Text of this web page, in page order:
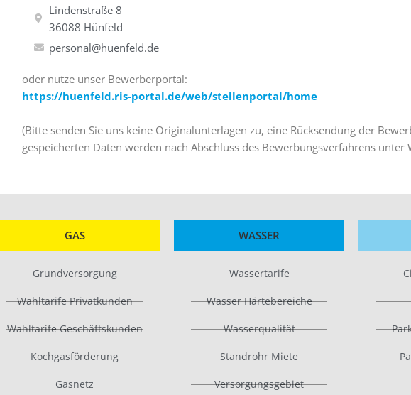
Lindenstraße 8
36088 Hünfeld
personal@huenfeld.de
oder nutze unser Bewerberportal:
https://huenfeld.ris-portal.de/web/stellenportal/home
(Bitte senden Sie uns keine Originalunterlagen zu, eine Rücksendung der
gespeicherten Daten werden nach Abschluss des Bewerbungsverfahrens
GAS
Grundversorgung
Wahltarife Privatkunden
Wahltarife Geschäftskunden
Kochgasförderung
Gasnetz
WASSER
Wassertarife
Wasser Härtebereiche
Wasserqualität
Standrohr Miete
Versorgungsgebiet